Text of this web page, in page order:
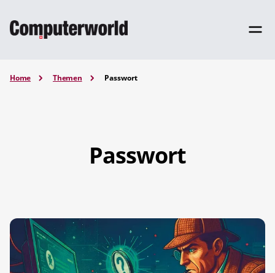
Home Themen Passwort
Passwort